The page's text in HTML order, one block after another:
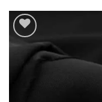
Add to